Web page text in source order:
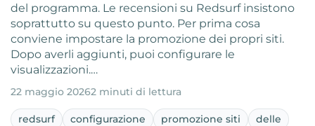
del programma. Le recensioni su Redsurf insistono
soprattutto su questo punto. Per prima cosa
conviene impostare la promozione dei propri siti.
Dopo averli aggiunti, puoi configurare le
visualizzazioni.…
22 maggio 20262 minuti di lettura
redsurf configurazione promozione siti delle